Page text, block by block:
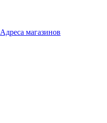
Адреса магазинов